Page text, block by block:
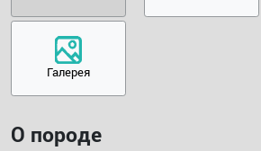
Галерея
О породе